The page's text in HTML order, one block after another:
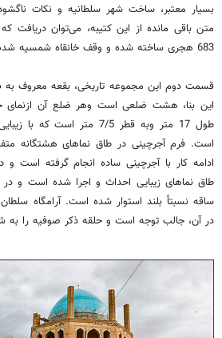
بسیار معتبر، ساخت شهر سلطانیه و نکات
683 هجری ساخته شده و وقف خانقاه شمسیه شده است.
قسمت دوم این مجموعه تاریخی، بقعه معروف
طول 17 متر وبه قطر 7/5 متر
است. فرم آجرچینی در طاق نماهای هشتگانه
ادامه کار با آجرچینی ساده انجام گرفته است
طاق نماهای زیبایی احداث و اجرا شده است و در
ساقه نسبتاً بلند استوار شده است. ‌آرامگاه
در آن، جالب توجه است ‌و حلقه ذکر صوفیه را به